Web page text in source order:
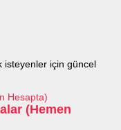
isteyenler için güncel
Hesapta)
(Hemen